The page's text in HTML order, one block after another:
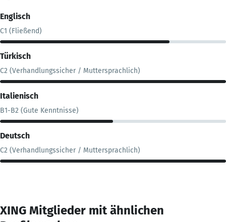
Englisch
C1 (Fließend)
Türkisch
C2 (Verhandlungssicher / Muttersprachlich)
Italienisch
B1-B2 (Gute Kenntnisse)
Deutsch
C2 (Verhandlungssicher / Muttersprachlich)
XING Mitglieder mit ähnlichen